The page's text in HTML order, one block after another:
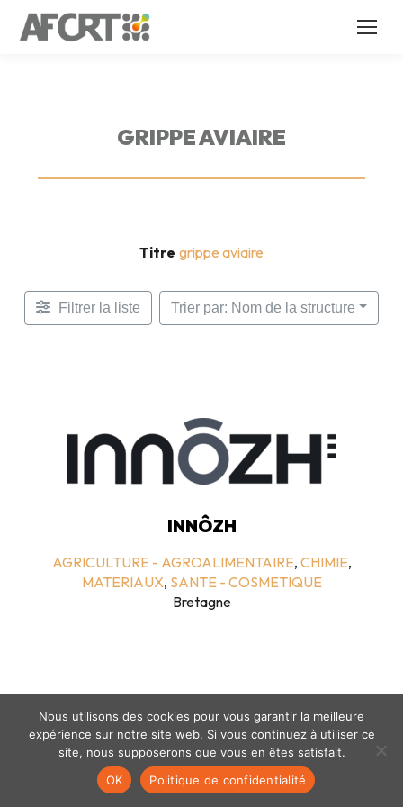
GRIPPE AVIAIRE
Titre grippe aviaire
Filtrer la liste Trier par: Nom de la structure
INNÔZH
AGRICULTURE - AGROALIMENTAIRE, CHIMIE,
MATERIAUX, SANTE - COSMETIQUE
Bretagne
Mentions légales - politique de confidentialité
Nous utilisons des cookies pour vous garantir la meilleure
expérience sur notre site web. Si vous continuez à utiliser ce
site, nous supposerons que vous en êtes satisfait.
OK
Politique de confidentialité